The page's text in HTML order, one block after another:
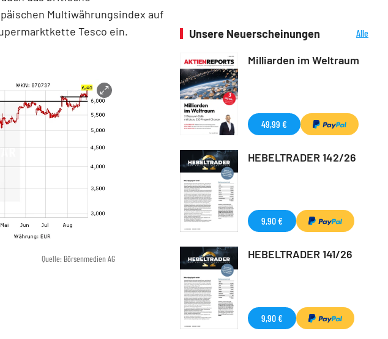
Multiwährungsindex auf
Tesco ein.
Quelle: Börsenmedien AG
Unsere Neuerscheinungen
Alle
Milliarden im Weltraum
49,99 €
HEBELTRADER 142/26
9,90 €
HEBELTRADER 141/26
9,90 €